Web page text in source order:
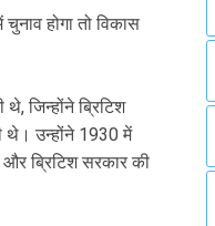
होगा तो विकास
जिन्होंने ब्रिटिश
थे। उन्होंने 1930 में
ब्रिटिश सरकार की